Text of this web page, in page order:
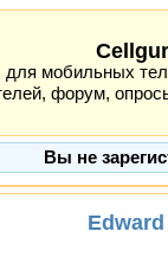
мобильных
форум,
Вы не